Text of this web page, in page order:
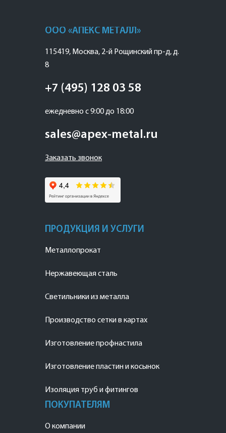
ООО «АПЕКС МЕТАЛЛ»
115419, Москва, 2-й Рощинский пр-д, д.
8
+7 (495) 128 03 58
ежедневно с 9:00 до 18:00
sales@apex-metal.ru
Заказать звонок
ПРОДУКЦИЯ И УСЛУГИ
Металлопрокат
Нержавеющая сталь
Светильники из металла
Производство сетки в картах
Изготовление профнастила
Изготовление пластин и косынок
Изоляция труб и фитингов
ПОКУПАТЕЛЯМ
О компании